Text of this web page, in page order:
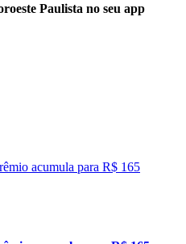
Paulista no seu app